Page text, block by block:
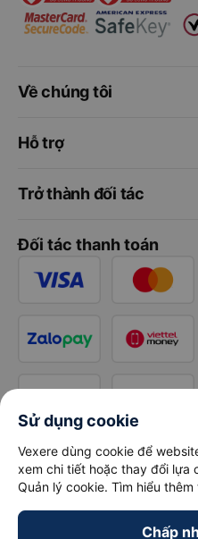
Về chúng tôi
Hỗ trợ
Trở thành đối tác
Đối tác thanh toán
Sử dụng cookie
Vexere dùng cookie để
xem chi tiết hoặc thay đổi lựa
Quản lý cookie. Tìm hiểu thêm
Chấp